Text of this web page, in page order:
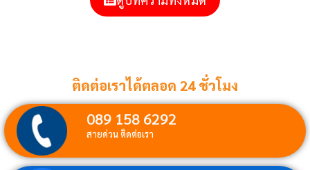
ติดต่อเราได้ตลอด 24 ชั่วโมง
089 158 6292
สายด่วน ติดต่อเรา